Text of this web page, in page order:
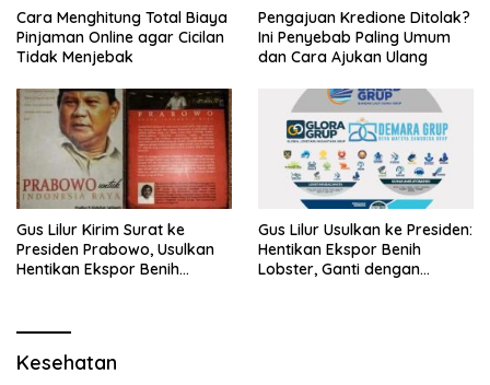
Cara Menghitung Total Biaya
Pinjaman Online agar Cicilan
Tidak Menjebak
Pengajuan Kredione Ditolak?
Ini Penyebab Paling Umum
dan Cara Ajukan Ulang
Gus Lilur Kirim Surat ke
Presiden Prabowo, Usulkan
Hentikan Ekspor Benih
Gus Lilur Usulkan ke Presiden:
Hentikan Ekspor Benih
Lobster, Ganti dengan
Kesehatan